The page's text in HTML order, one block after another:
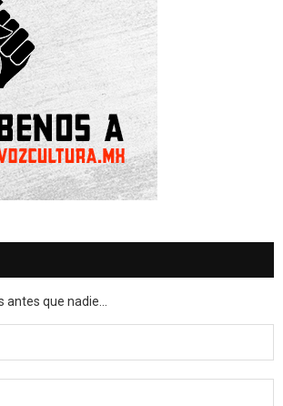
que nadie...